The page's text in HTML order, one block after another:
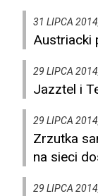
31 LIPCA
Austriacki
29 LIPCA
Jazztel i
29 LIPCA
Zrzutka
na sieci
29 LIPCA